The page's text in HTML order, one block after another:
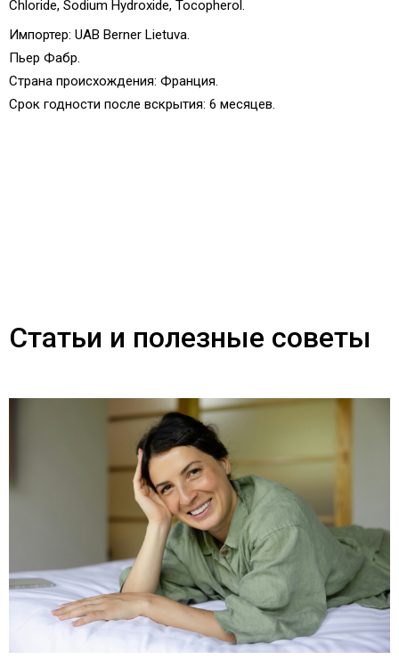
Chloride, Sodium Hydroxide, Tocopherol.
Импортер: UAB Berner Lietuva.
Пьер Фабр.
Страна происхождения: Франция.
Срок годности после вскрытия: 6 месяцев
Статьи и полезные советы